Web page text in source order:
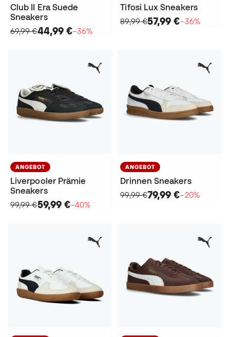
Club II Era Suede
Sneakers
69,99 €44,99 €−36%
Tifosi Lux Sneakers
89,99 €57,99 €−36%
ANGEBOT
Liverpooler Prämie
Sneakers
99,99 €59,99 €−40%
ANGEBOT
Drinnen Sneakers
99,99 €79,99 €−20%